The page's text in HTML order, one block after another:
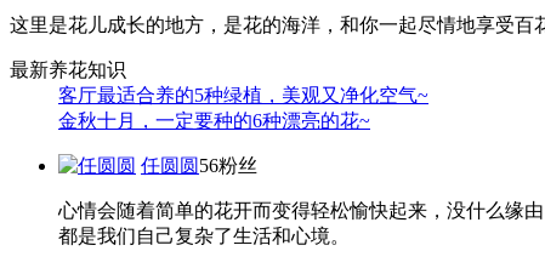
这里是花儿成长的地方，是花的海洋，和你一起尽情地享受百
最新养花知识
客厅最适合养的5种绿植，美观又净化空气~
金秋十月，一定要种的6种漂亮的花~
任圆圆 56粉丝
心情会随着简单的花开而变得轻松愉快起来，没什么缘
都是我们自己复杂了生活和心境。